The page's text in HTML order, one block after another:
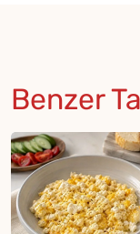
Benzer